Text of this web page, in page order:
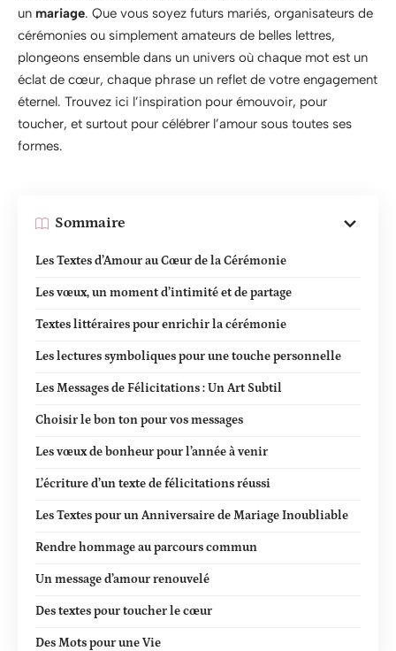
un mariage. Que vous soyez futurs mariés, organisateurs de
cérémonies ou simplement amateurs de belles lettres,
plongeons ensemble dans un univers où chaque mot est un
éclat de cœur, chaque phrase un reflet de votre engagement
éternel. Trouvez ici l’inspiration pour émouvoir, pour
toucher, et surtout pour célébrer l’amour sous toutes ses
formes.
Sommaire
Les Textes d’Amour au Cœur de la Cérémonie
Les vœux, un moment d’intimité et de partage
Textes littéraires pour enrichir la cérémonie
Les lectures symboliques pour une touche personnelle
Les Messages de Félicitations : Un Art Subtil
Choisir le bon ton pour vos messages
Les vœux de bonheur pour l’année à venir
L’écriture d’un texte de félicitations réussi
Les Textes pour un Anniversaire de Mariage Inoubliable
Rendre hommage au parcours commun
Un message d’amour renouvelé
Des textes pour toucher le cœur
Des Mots pour une Vie